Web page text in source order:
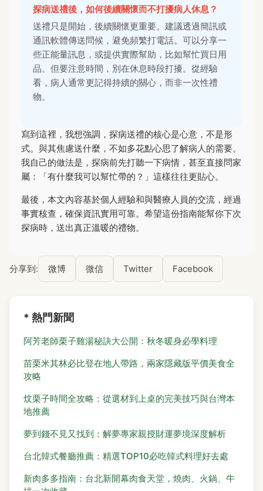
探病送禮後，如何後續關懷而不打擾病人休息？
送禮只是開始，後續關懷更重要。建議透過簡訊或
通訊軟體傳送問候，避免頻繁打電話。可以分享一
些正能量訊息，或提供實際幫助，比如幫忙買日用
品。但要注意時間，別在休息時段打擾。從經驗
看，病人通常更記得持續的關心，而非一次性禮
物。
寫到這裡，我想強調，探病送禮的核心是心意，不是形
式。與其焦慮送什麼，不如多花點心思了解病人的需要。
我自己的做法是，探病前先打聽一下病情，甚至直接問家
屬：「有什麼我可以幫忙帶的？」這樣往往更貼心。
最後，本文內容基於個人經驗和與醫療人員的交流，經過
事實核查，確保資訊實用可靠。希望這份指南能幫你下次
探病時，送出真正溫暖的禮物。
分享到: 微博 微信 Twitter Facebook
* 熱門新聞
阿芳老師栗子雞湯秘訣大公開：秋冬暖身必學料理
苗栗米其林必比登在地人帶路，兩家隱藏版平價美食全
攻略
炆栗子時間全攻略：從選材到上桌的完美技巧與台灣本
地推薦
夢到錢不見又找到：解夢專家親授財運夢境深度解析
台北韓式餐廳推薦：精選TOP10必吃韓式料理好去處
新肉多多指南：台北新開幕肉食天堂，燒肉、火鍋、牛